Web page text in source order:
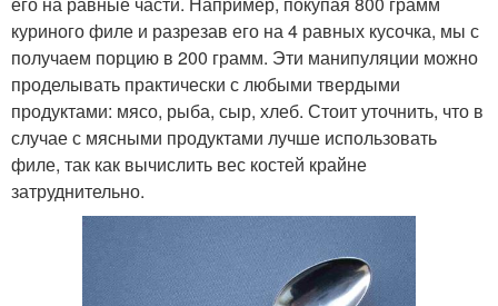
куриного филе и разрезав его на 4 равных кусочка, мы с
получаем порцию в 200 грамм. Эти манипуляции можно
проделывать практически с любыми твердыми
продуктами: мясо, рыба, сыр, хлеб. Стоит уточнить, что в
случае с мясными продуктами лучше использовать
филе, так как вычислить вес костей крайне
затруднительно.